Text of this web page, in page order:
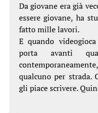
Da giovane era già
essere giovane, ha
fatto mille lavori.
E quando
porta avanti
qualcuno per strada.
gli piace scrivere.